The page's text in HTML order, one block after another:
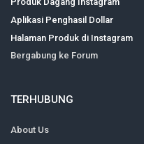
Aplikasi Penghasil Dollar
Halaman Produk di Instagram
Bergabung ke Forum
TERHUBUNG
About Us